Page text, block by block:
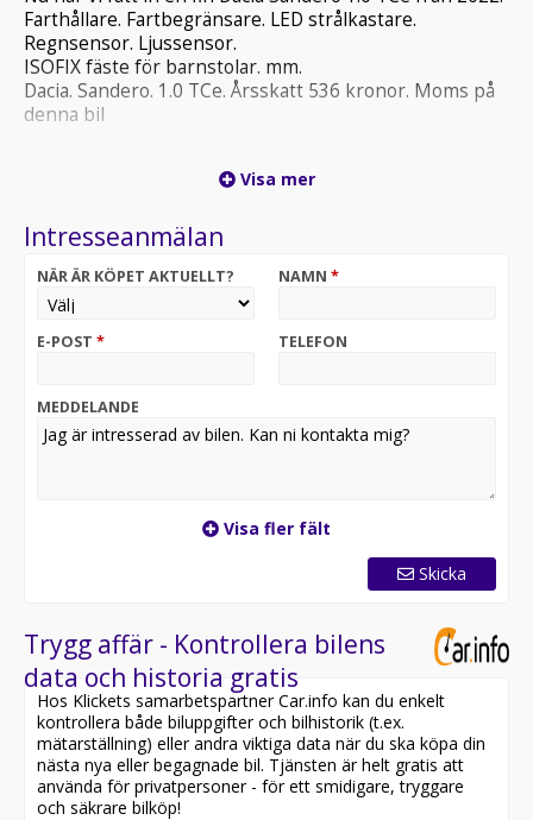
Farthållare. Fartbegränsare. LED strålkastare.
Regnsensor. Ljussensor.
ISOFIX fäste för barnstolar. mm.
Dacia. Sandero. 1.0 TCe. Årsskatt 536 kronor. Moms på
denna bil
( Tomas) 0705637074. Byte och Avbetalning. NYARE
från en databas så avvikelser kan förekomma.
Visa mer
Intresseanmälan
NÄR ÄR KÖPET AKTUELLT? NAMN *
E-POST * TELEFON
MEDDELANDE
Visa fler fält
Skicka
Trygg affär - Kontrollera bilens
data och historia gratis
Hos Klickets samarbetspartner Car.info kan du enkelt
kontrollera både biluppgifter och bilhistorik (t.ex.
mätarställning) eller andra viktiga data när du ska köpa din
nästa nya eller begagnade bil. Tjänsten är helt gratis att
använda för privatpersoner - för ett smidigare, tryggare
och säkrare bilköp!